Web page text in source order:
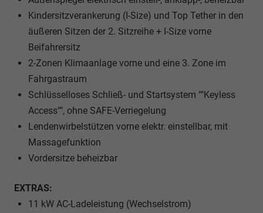
Kindersitzverankerung (I-Size) und Top Tether in den
äußeren Sitzen der 2. Sitzreihe + I-Size vorne
Beifahrersitz
2-Zonen Klimaanlage vorne und eine 3. Zone im
Fahrgastraum
Schlüsselloses Schließ- und Startsystem ""Keyless
Access"", ohne SAFE-Verriegelung
Lendenwirbelstützen vorne elektr. einstellbar, mit
Massagefunktion
Vordersitze beheizbar
EXTRAS:
11 kW AC-Ladeleistung (Wechselstrom)